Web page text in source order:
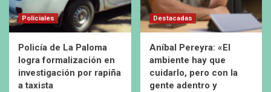
Policiales
Policía de La Paloma
logra formalización en
investigación por rapiña
a taxista
Destacadas
Aníbal Pereyra: «El
ambiente hay que
cuidarlo, pero con la
gente adentro y